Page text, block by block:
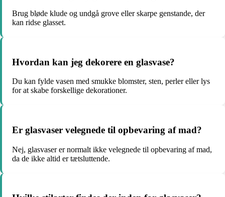
Brug bløde klude og undgå grove eller skarpe genstande, der
kan ridse glasset.
Hvordan kan jeg dekorere en glasvase?
Du kan fylde vasen med smukke blomster, sten, perler eller lys
for at skabe forskellige dekorationer.
Er glasvaser velegnede til opbevaring af mad?
Nej, glasvaser er normalt ikke velegnede til opbevaring af mad,
da de ikke altid er tætsluttende.